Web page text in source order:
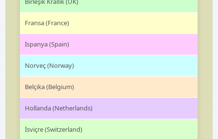
Fransa (France)
İspanya (Spain)
Norveç (Norway)
Belçika (Belgium)
Hollanda (Netherlands)
İsviçre (Switzerland)